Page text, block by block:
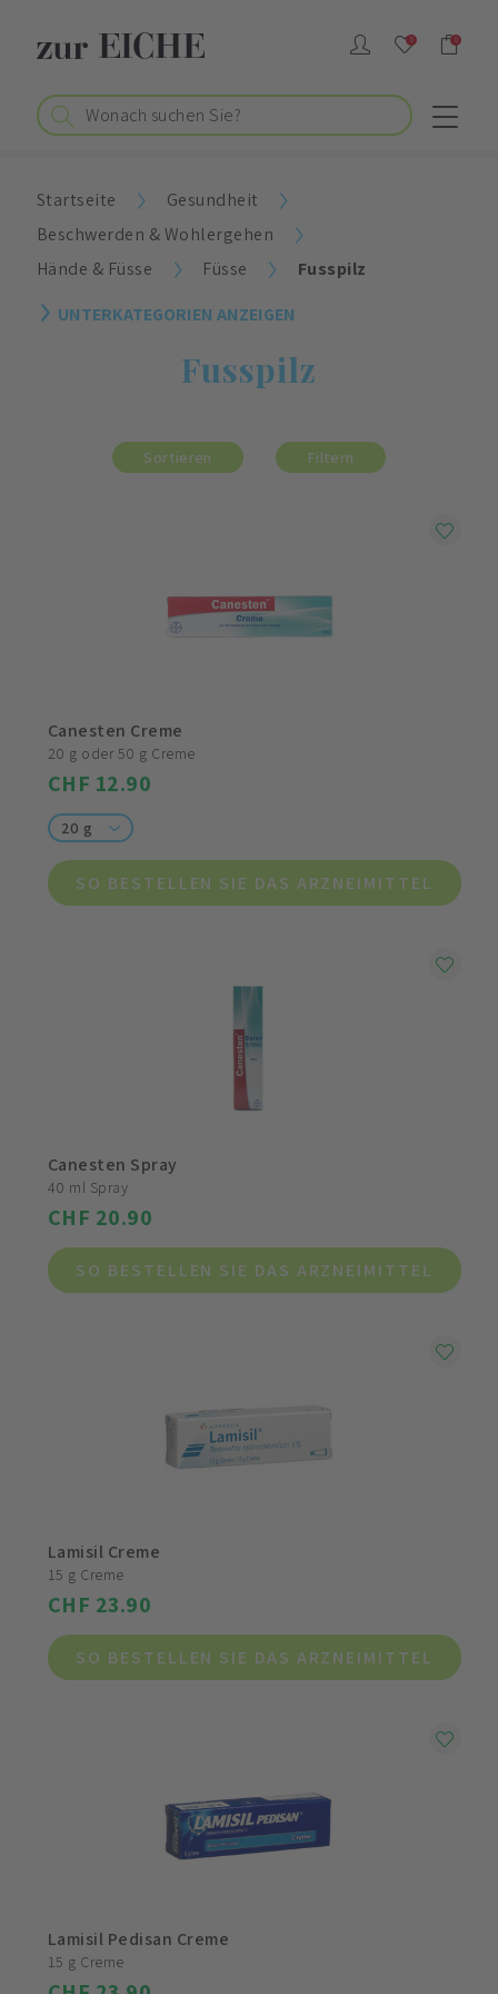
0 0
Startseite
Gesundheit
Beschwerden & Wohlergehen
Hände & Füsse
Füsse
Fusspilz
UNTERKATEGORIEN ANZEIGEN
Fusspilz
Sortieren Filtern
Canesten Creme
20 g oder 50 g Creme
CHF 12.90
20 g
SO BESTELLEN SIE DAS ARZNEIMITTEL
Canesten Spray
40 ml Spray
CHF 20.90
SO BESTELLEN SIE DAS ARZNEIMITTEL
Lamisil Creme
15 g Creme
CHF 23.90
SO BESTELLEN SIE DAS ARZNEIMITTEL
Lamisil Pedisan Creme
15 g Creme